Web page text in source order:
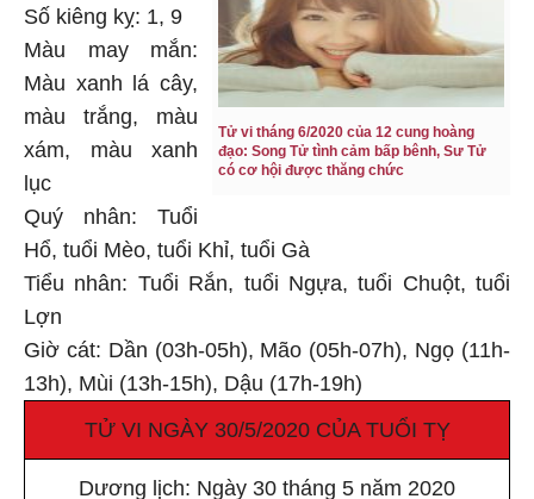
Tử vi tháng 6/2020 của 12 cung hoàng
đạo: Song Tử tình cảm bấp bênh, Sư Tử
có cơ hội được thăng chức
Số kiêng kỵ: 1, 9
Màu may mắn:
Màu xanh lá cây,
màu trắng, màu
xám, màu xanh
lục
Quý nhân: Tuổi
Hổ, tuổi Mèo, tuổi Khỉ, tuổi Gà
Tiểu nhân: Tuổi Rắn, tuổi Ngựa, tuổi Chuột, tuổi
Lợn
Giờ cát: Dần (03h-05h), Mão (05h-07h), Ngọ (11h-
13h), Mùi (13h-15h), Dậu (17h-19h)
TỬ VI NGÀY 30/5/2020 CỦA TUỔI TỴ
Dương lịch: Ngày 30 tháng 5 năm 2020